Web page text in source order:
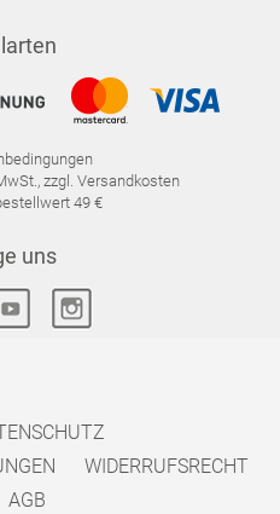
zzgl. Versandkosten
49 €
uns
WIDERRUFSRECHT
AGB